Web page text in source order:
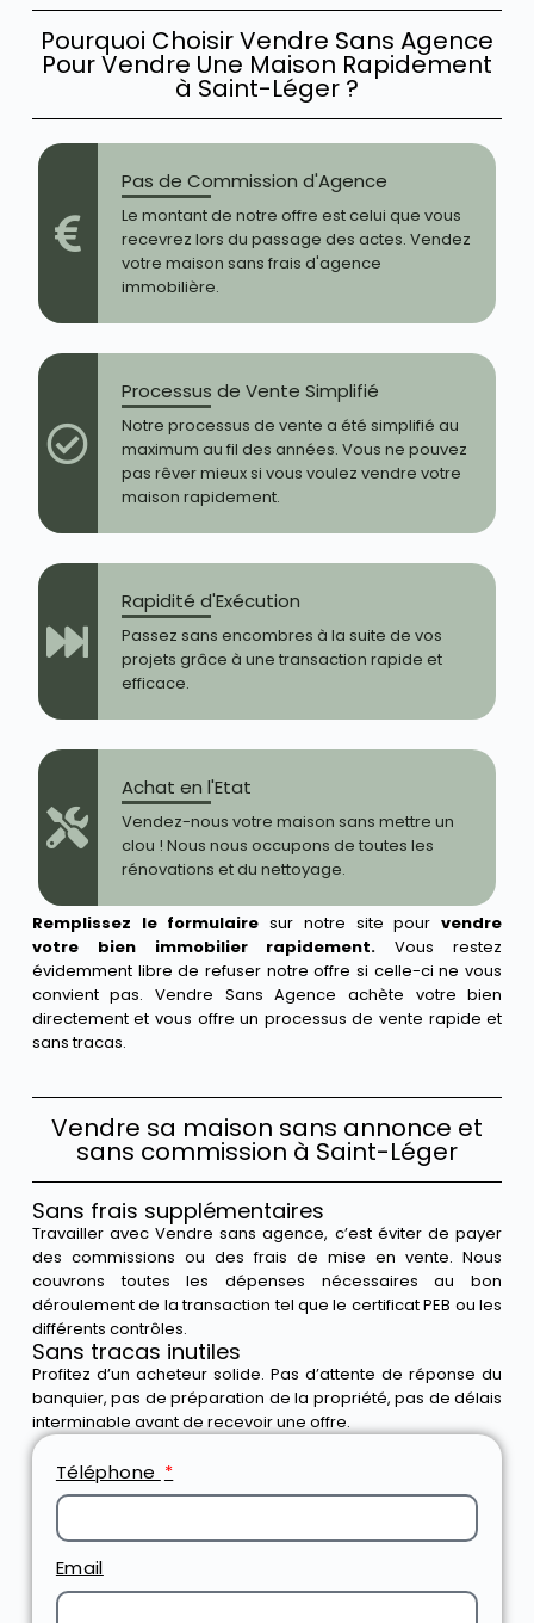
Pourquoi Choisir Vendre Sans Agence
Pour Vendre Une Maison Rapidement
à Saint-Léger ?
Pas de Commission d'Agence
Le montant de notre offre est celui que vous
recevrez lors du passage des actes. Vendez
votre maison sans frais d'agence
immobilière.
Processus de Vente Simplifié
Notre processus de vente a été simplifié au
maximum au fil des années. Vous ne pouvez
pas rêver mieux si vous voulez vendre votre
maison rapidement.
Rapidité d'Exécution
Passez sans encombres à la suite de vos
projets grâce à une transaction rapide et
efficace.
Achat en l'Etat
Vendez-nous votre maison sans mettre un
clou ! Nous nous occupons de toutes les
rénovations et du nettoyage.
Remplissez le formulairesur notre site pour vendre
votre bien immobilier rapidement.Vous restez
évidemment libre de refuser notre offre si celle-ci ne vous
convient pas. Vendre Sans Agence achète votre bien
directement et vous offre un processus de vente rapide et
sans tracas.
Vendre sa maison sans annonce et
sans commission à Saint-Léger
Sans frais supplémentaires
Travailler avec Vendre sans agence, c’est éviter de payer
des commissions ou des frais de mise en vente. Nous
couvrons toutes les dépenses nécessaires au bon
déroulement de la transaction tel que le certificat PEB ou les
différents contrôles.
Sans tracas inutiles
Profitez d’un acheteur solide. Pas d’attente de réponse du
banquier, pas de préparation de la propriété, pas de délais
interminable avant de recevoir une offre.
Téléphone
Email